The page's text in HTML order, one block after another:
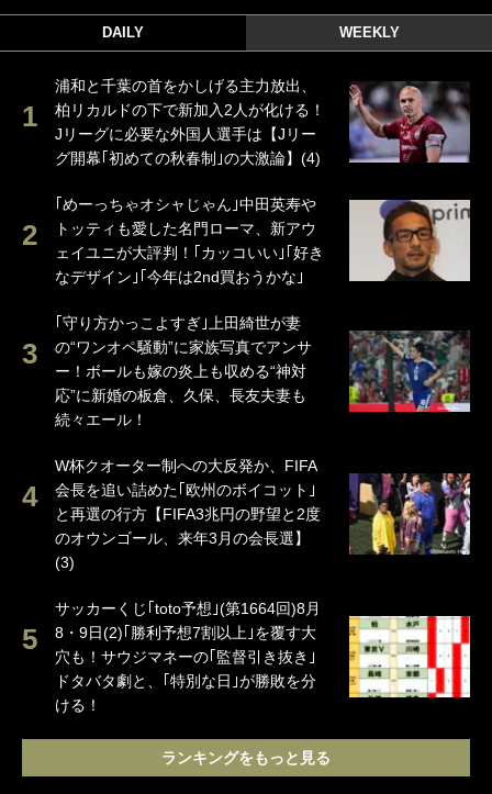
DAILY WEEKLY
浦和と千葉の首をかしげる主力放出、
柏リカルドの下で新加入2人が化ける！
Jリーグに必要な外国人選手は【Jリー
グ開幕｢初めての秋春制｣の大激論】(4)
｢めーっちゃオシャじゃん｣中田英寿や
トッティも愛した名門ローマ、新アウ
ェイユニが大評判！｢カッコいい｣｢好き
なデザイン｣｢今年は2nd買おうかな｣
｢守り方かっこよすぎ｣上田綺世が妻
の“ワンオペ騒動”に家族写真でアンサ
ー！ボールも嫁の炎上も収める“神対
応”に新婚の板倉、久保、長友夫妻も
続々エール！
W杯クオーター制への大反発か、FIFA
会長を追い詰めた｢欧州のボイコット｣
と再選の行方【FIFA3兆円の野望と2度
のオウンゴール、来年3月の会長選】
(3)
サッカーくじ｢toto予想｣(第1664回)8月
8・9日(2)｢勝利予想7割以上｣を覆す大
穴も！サウジマネーの｢監督引き抜き｣
ドタバタ劇と、｢特別な日｣が勝敗を分
ける！
ランキングをもっと見る